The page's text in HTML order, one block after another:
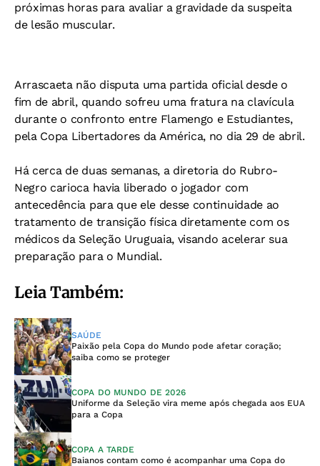
próximas horas para avaliar a gravidade da suspeita
de lesão muscular.
Arrascaeta não disputa uma partida oficial desde o
fim de abril, quando sofreu uma fratura na clavícula
durante o confronto entre Flamengo e Estudiantes,
pela Copa Libertadores da América, no dia 29 de abril.
Há cerca de duas semanas, a diretoria do Rubro-
Negro carioca havia liberado o jogador com
antecedência para que ele desse continuidade ao
tratamento de transição física diretamente com os
médicos da Seleção Uruguaia, visando acelerar sua
preparação para o Mundial.
Leia Também:
SAÚDE
Paixão pela Copa do Mundo pode afetar coração;
saiba como se proteger
COPA DO MUNDO DE 2026
Uniforme da Seleção vira meme após chegada aos EUA
para a Copa
COPA A TARDE
Baianos contam como é acompanhar uma Copa do